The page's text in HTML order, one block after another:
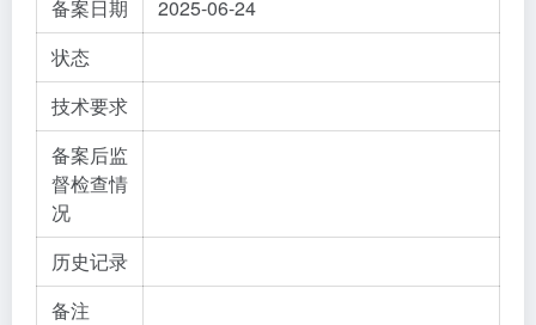
备案日期
2025-06-24
状态
技术要求
备案后监
督检查情
况
历史记录
备注